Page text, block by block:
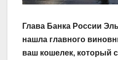
Глава Банка России
нашла главного
ваш кошелек, который